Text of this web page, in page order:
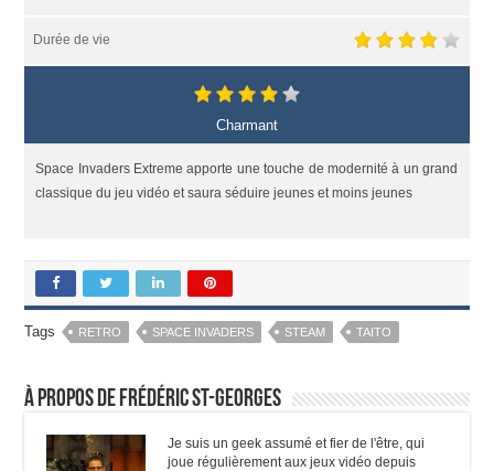
Durée de vie
Charmant
Space Invaders Extreme apporte une touche de modernité à un grand
classique du jeu vidéo et saura séduire jeunes et moins jeunes
Tags RETRO SPACE INVADERS STEAM TAITO
À propos de Frédéric St-Georges
Je suis un geek assumé et fier de l'être, qui
joue régulièrement aux jeux vidéo depuis